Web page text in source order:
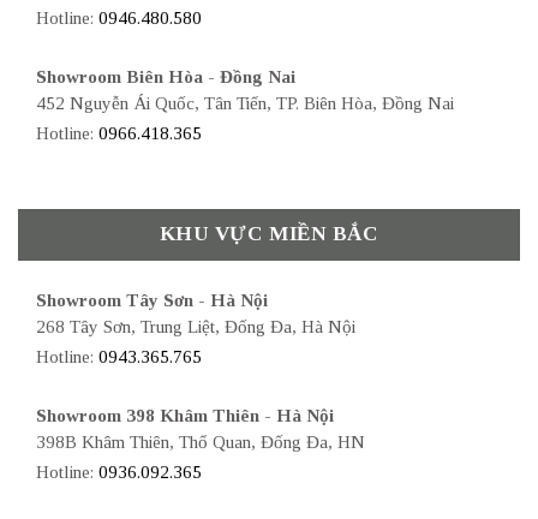
Hotline: 0946.480.580
Showroom Biên Hòa - Đồng Nai
452 Nguyễn Ái Quốc, Tân Tiến, TP. Biên Hòa, Đồng Nai
Hotline: 0966.418.365
KHU VỰC MIỀN BẮC
Showroom Tây Sơn - Hà Nội
268 Tây Sơn, Trung Liệt, Đống Đa, Hà Nội
Hotline: 0943.365.765
Showroom 398 Khâm Thiên - Hà Nội
398B Khâm Thiên, Thổ Quan, Đống Đa, HN
Hotline: 0936.092.365